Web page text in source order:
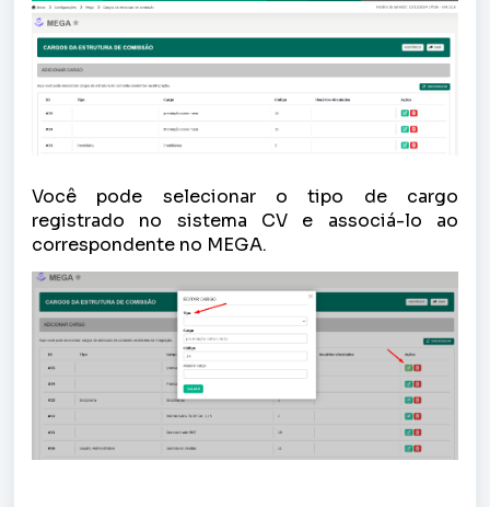
Você pode selecionar o tipo de cargo
registrado no sistema CV e associá-lo ao
correspondente no MEGA.